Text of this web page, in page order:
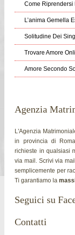
Come Riprendersi
L’anima Gemella
Solitudine Dei
Trovare Amore
Amore Secondo
Agenzia
L'Agenzia
in provincia di
richieste in qualsiasi
via mail. Scrivi via
semplicemente per
Ti garantiamo la
Seguici su
Contatti